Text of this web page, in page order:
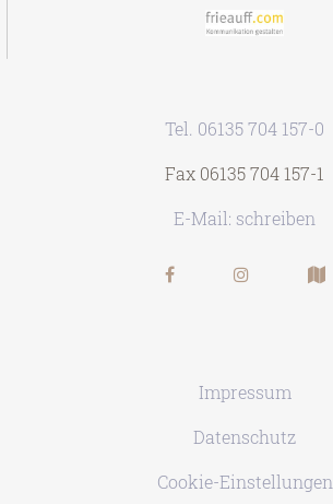
Tel. 06135 704 157-0
Fax 06135 704 157-1
E-Mail: schreiben
Impressum
Datenschutz
Cookie-Einstellungen